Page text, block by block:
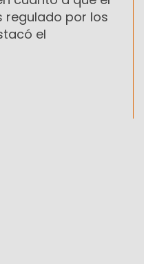
regulado por los
el